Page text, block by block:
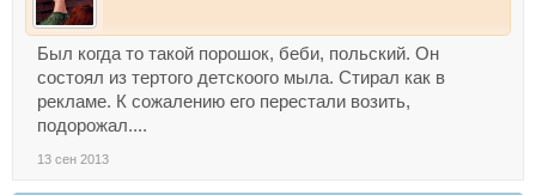
Был когда то такой порошок, беби, польский. Он
состоял из тертого детскоого мыла. Стирал как в
рекламе. К сожалению его перестали возить,
подорожал....
13 сен 2013